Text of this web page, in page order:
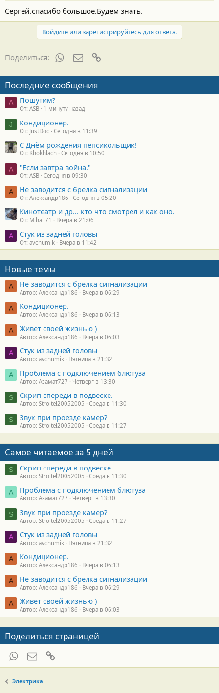
с
т
Сергей.спасибо большое.Будем знать.
Войдите или зарегистрируйтесь для ответа.
Поделиться: WhatsAppЭлектронная почта
Последние сообщения
A Пошутим?
От: ASB 1 минуту назад
J Кондиционер.
От: JustDoc Сегодня в 11:39
С Днём рождения пепсикольщик!
От: Khokhlach Сегодня в 10:50
A "Если завтра война."
От: ASB Сегодня в 09:30
А Не заводится с брелка сигнализации
От: Александр186 Сегодня в 05:20
Кинотеатр и др... кто что смотрел и как оно.
От: Mihail71 Вчера в 21:06
A Стук из задней головы
От: avchumik Вчера в 11:42
Новые темы
А Не заводится с брелка сигнализации
Автор: Александр186 Вчера в 06:29
А Кондиционер.
Автор: Александр186 Вчера в 06:13
А Живет своей жизнью )
Автор: Александр186 Вчера в 06:03
A Стук из задней головы
Автор: avchumik Пятница в 21:32
А Проблема с подключением блютуза
Автор: Азамат727 Четверг в 13:30
S Скрип спереди в подвеске.
Автор: Stroitel20052005 Среда в 11:30
S Звук при проезде камер?
Автор: Stroitel20052005 Среда в 11:27
Самое читаемое за 5 дней
S Скрип спереди в подвеске.
Автор: Stroitel20052005 Среда в 11:30
А Проблема с подключением блютуза
Автор: Азамат727 Четверг в 13:30
S Звук при проезде камер?
Автор: Stroitel20052005 Среда в 11:27
A Стук из задней головы
Автор: avchumik Пятница в 21:32
А Кондиционер.
Автор: Александр186 Вчера в 06:13
А Не заводится с брелка сигнализации
Автор: Александр186 Вчера в 06:29
А Живет своей жизнью )
Автор: Александр186 Вчера в 06:03
Поделиться страницей
WhatsAppЭлектронная почта
Электрика